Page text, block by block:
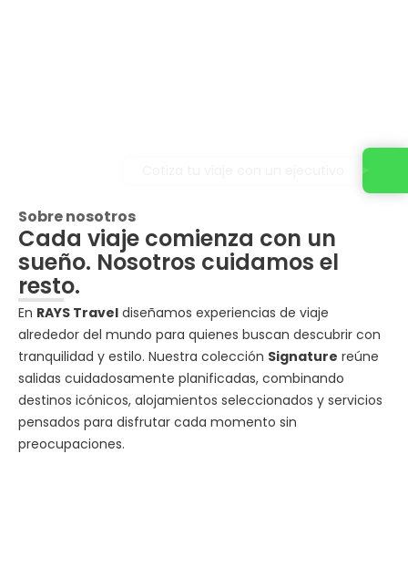
Sobre nosotros
Cada viaje comienza con un
sueño. Nosotros cuidamos el
resto.
En RAYS Travel diseñamos experiencias de viaje
alrededor del mundo para quienes buscan descubrir con
tranquilidad y estilo. Nuestra colección Signature reúne
salidas cuidadosamente planificadas, combinando
destinos icónicos, alojamientos seleccionados y servicios
pensados para disfrutar cada momento sin
preocupaciones.